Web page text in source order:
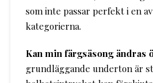
som inte passar perfekt i en
kategorierna.
Kan min färgsäsong ändras
grundläggande underton är